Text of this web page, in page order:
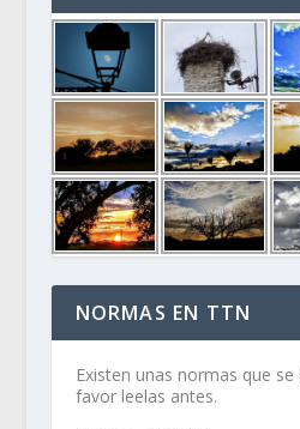
NORMAS EN TTN
Existen unas normas que
favor leelas antes.